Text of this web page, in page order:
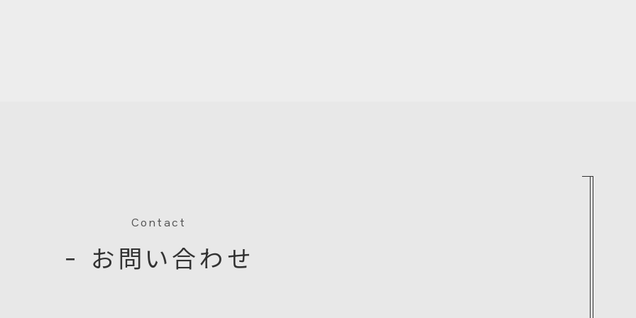
Contact
− お問い合わせ